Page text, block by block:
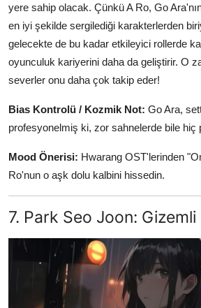
yere sahip olacak. Çünkü A Ro, Go
en iyi şekilde sergilediği karakterlerden
gelecekte de bu kadar etkileyici rollerde
oyunculuk kariyerini daha da geliştirir. O
severler onu daha çok takip eder!
Bias Kontrolü / Kozmik Not: Go Ara,
profesyonelmiş ki, zor sahnelerde bile hiç
Mood Önerisi: Hwarang OST'lerinden
Ro'nun o aşk dolu kalbini hissedin.
7. Park Seo Joon: Gizemli